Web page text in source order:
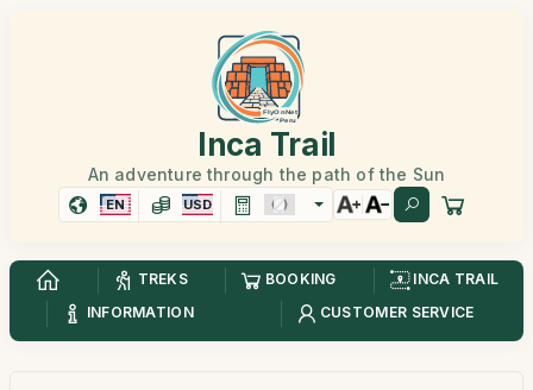
Inca Trail
An adventure through the path of the Sun
EN USD
TREKS BOOKING
INCA TRAIL
INFORMATION
CUSTOMER SERVICE